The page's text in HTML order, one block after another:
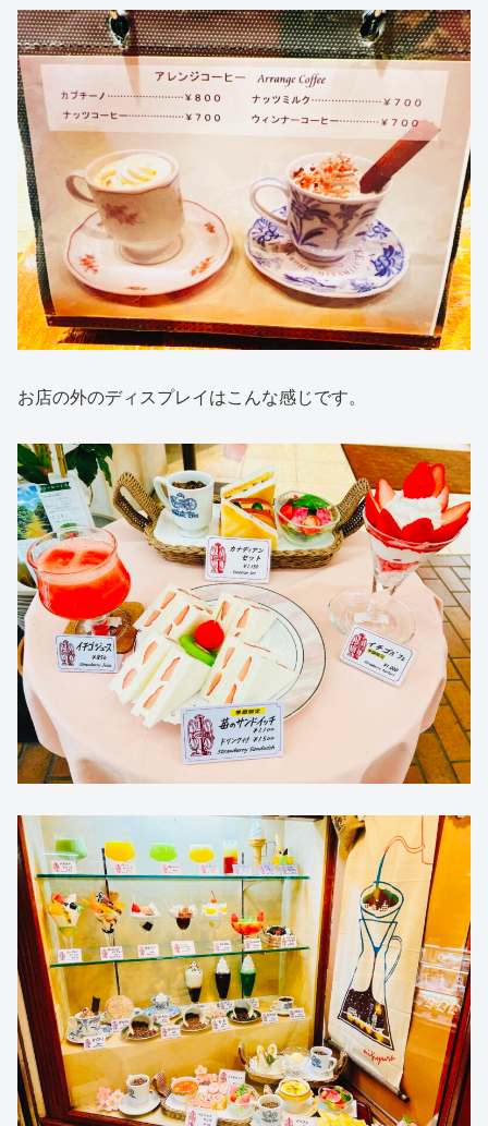
お店の外のディスプレイはこんな感じです。